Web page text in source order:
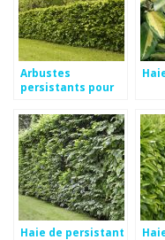
Arbustes
persistants pour
Haie de persistant